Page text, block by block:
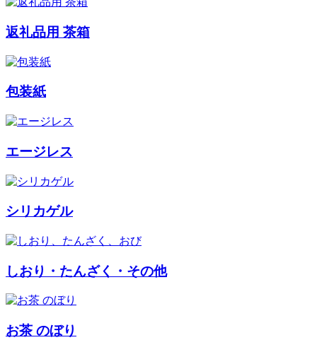
返礼品用 茶箱
包装紙
エージレス
シリカゲル
しおり・たんざく・その他
お茶 のぼり